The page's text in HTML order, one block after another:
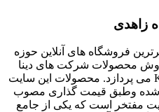
زاهدی
فروشگاه های آنلاین حوزه
محصولات شرکت های دینا
پارت ،تهران پارت، الما،پادما،Kike می پردازد. محصولات این سایت
شده وطبق قیمت گذاری مصوب
مفتخر است که یکی از جامع